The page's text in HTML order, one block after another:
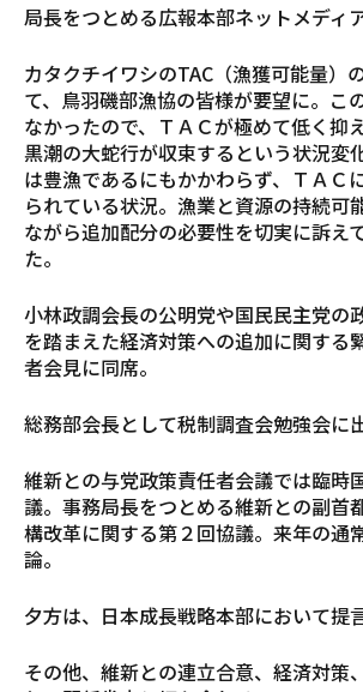
局長をつとめる広報本部ネットメディ
カタクチイワシのTAC（漁獲可能量）
て、鳥羽磯部漁協の皆様が要望に。こ
なかったので、ＴＡＣが極めて低く抑
黒潮の大蛇行が収束するという状況変
は豊漁であるにもかかわらず、ＴＡＣ
られている状況。漁業と資源の持続可
ながら追加配分の必要性を切実に訴え
た。
小林政調会長の公明党や国民民主党の
を踏まえた経済対策への追加に関する
者会見に同席。
総務部会長として税制調査会勉強会に
維新との与党政策責任者会議では臨時
議。事務局長をつとめる維新との副首
構改革に関する第２回協議。来年の通
論。
夕方は、日本成長戦略本部において提
その他、維新との連立合意、経済対策